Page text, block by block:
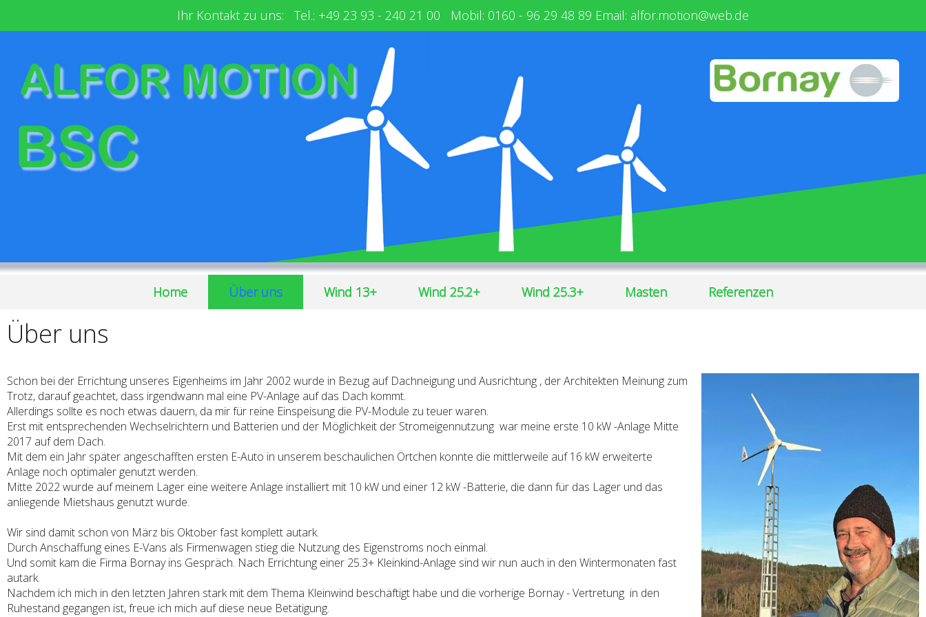
Ihr Kontakt zu uns: Tel.: +49 23 93 - 240 21 00 Mobil: 0160 - 96 29 48 89 Email: alfor.motion@web.de
Home Über uns Wind 13+ Wind 25.2+ Wind 25.3+ Masten Referenzen
Über uns
Schon bei der Errichtung unseres Eigenheims im Jahr 2002 wurde in Bezug auf Dachneigung und Ausrichtung , der Architekten Meinung zum
Trotz, darauf geachtet, dass irgendwann mal eine PV-Anlage auf das Dach kommt.
Allerdings sollte es noch etwas dauern, da mir für reine Einspeisung die PV-Module zu teuer waren.
Erst mit entsprechenden Wechselrichtern und Batterien und der Möglichkeit der Stromeigennutzung war meine erste 10 kW -Anlage Mitte
2017 auf dem Dach.
Mit dem ein Jahr später angeschafften ersten E-Auto in unserem beschaulichen Örtchen konnte die mittlerweile auf 16 kW erweiterte
Anlage noch optimaler genutzt werden.
Mitte 2022 wurde auf meinem Lager eine weitere Anlage installiert mit 10 kW und einer 12 kW -Batterie, die dann für das Lager und das
anliegende Mietshaus genutzt wurde.
Wir sind damit schon von März bis Oktober fast komplett autark.
Durch Anschaffung eines E-Vans als Firmenwagen stieg die Nutzung des Eigenstroms noch einmal.
Und somit kam die Firma Bornay ins Gespräch. Nach Errichtung einer 25.3+ Kleinkind-Anlage sind wir nun auch in den Wintermonaten fast
autark.
Nachdem ich mich in den letzten Jahren stark mit dem Thema Kleinwind beschäftigt habe und die vorherige Bornay - Vertretung in den
Ruhestand gegangen ist, freue ich mich auf diese neue Betätigung.